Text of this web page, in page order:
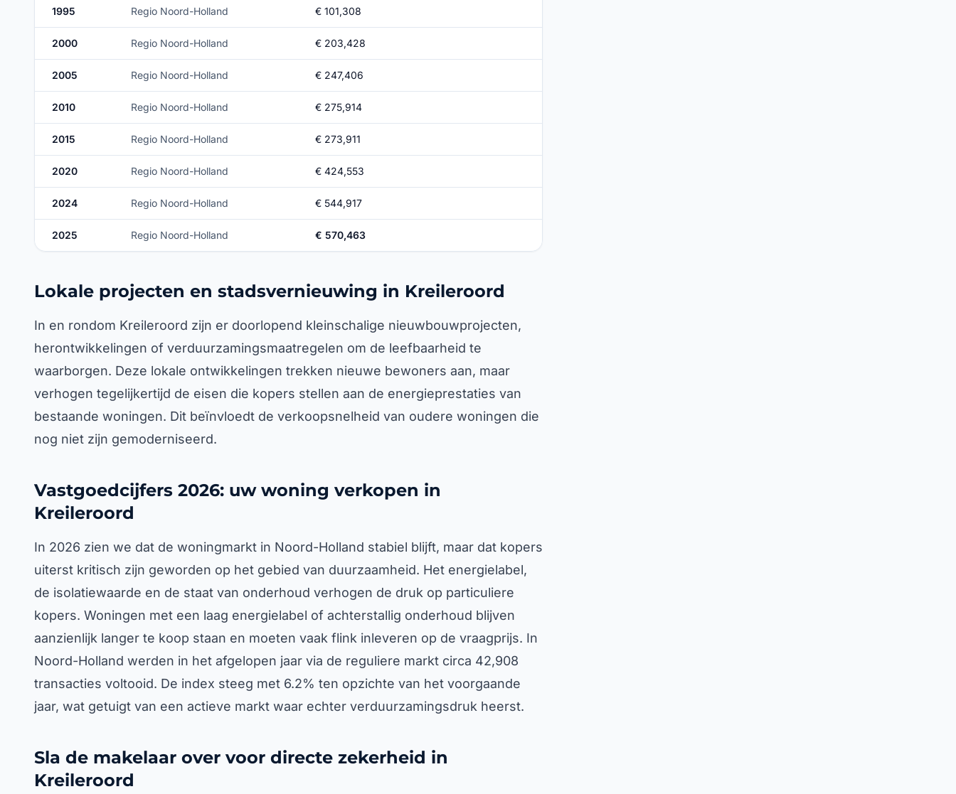
1995 Regio Noord-Holland € 101,308
2000 Regio Noord-Holland € 203,428
2005 Regio Noord-Holland € 247,406
2010 Regio Noord-Holland € 275,914
2015 Regio Noord-Holland € 273,911
2020 Regio Noord-Holland € 424,553
2024 Regio Noord-Holland € 544,917
2025 Regio Noord-Holland € 570,463
Lokale projecten en stadsvernieuwing in Kreileroord
In en rondom Kreileroord zijn er doorlopend kleinschalige nieuwbouwprojecten,
herontwikkelingen of verduurzamingsmaatregelen om de leefbaarheid te
waarborgen. Deze lokale ontwikkelingen trekken nieuwe bewoners aan, maar
verhogen tegelijkertijd de eisen die kopers stellen aan de energieprestaties van
bestaande woningen. Dit beïnvloedt de verkoopsnelheid van oudere woningen die
nog niet zijn gemoderniseerd.
Vastgoedcijfers 2026: uw woning verkopen in
Kreileroord
In 2026 zien we dat de woningmarkt in Noord-Holland stabiel blijft, maar dat kopers
uiterst kritisch zijn geworden op het gebied van duurzaamheid. Het energielabel,
de isolatiewaarde en de staat van onderhoud verhogen de druk op particuliere
kopers. Woningen met een laag energielabel of achterstallig onderhoud blijven
aanzienlijk langer te koop staan en moeten vaak flink inleveren op de vraagprijs. In
Noord-Holland werden in het afgelopen jaar via de reguliere markt circa 42,908
transacties voltooid. De index steeg met 6.2% ten opzichte van het voorgaande
jaar, wat getuigt van een actieve markt waar echter verduurzamingsdruk heerst.
Sla de makelaar over voor directe zekerheid in
Kreileroord